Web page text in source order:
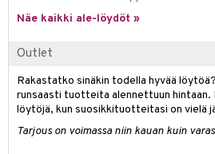
Näe kaikki ale-löydöt »
Outlet
Rakastatko sinäkin todella hyvää
runsaasti tuotteita alennettuun hintaan.
löytöjä, kun suosikkituotteitasi on vielä
Tarjous on voimassa niin kauan kuin
ja naamiot
Huulten Hoito
Happy
Happy For Men
Miehille